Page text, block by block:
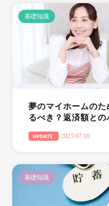
夢のマイホームの
るべき？返済額との
2025.07.10
基礎知識
基礎知識